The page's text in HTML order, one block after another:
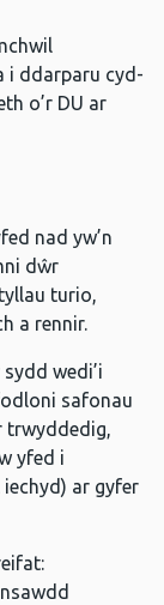
i ddarparu cyd-
o’r DU ar
nad yw’n
dŵr
turio,
a rennir.
wedi’i
safonau
trwyddedig,
yfed i
ar gyfer